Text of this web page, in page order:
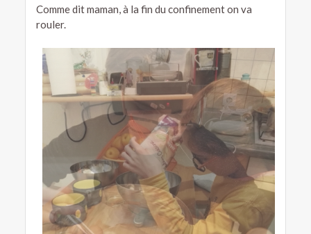
Comme dit maman, à la fin du confinement on va
rouler.